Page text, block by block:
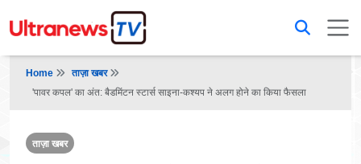
Home
ताज़ा खबर
'पावर कपल' का अंत: बैडमिंटन स्टार्स साइना-कश्यप ने अलग होने का किया फैसला
ताज़ा खबर